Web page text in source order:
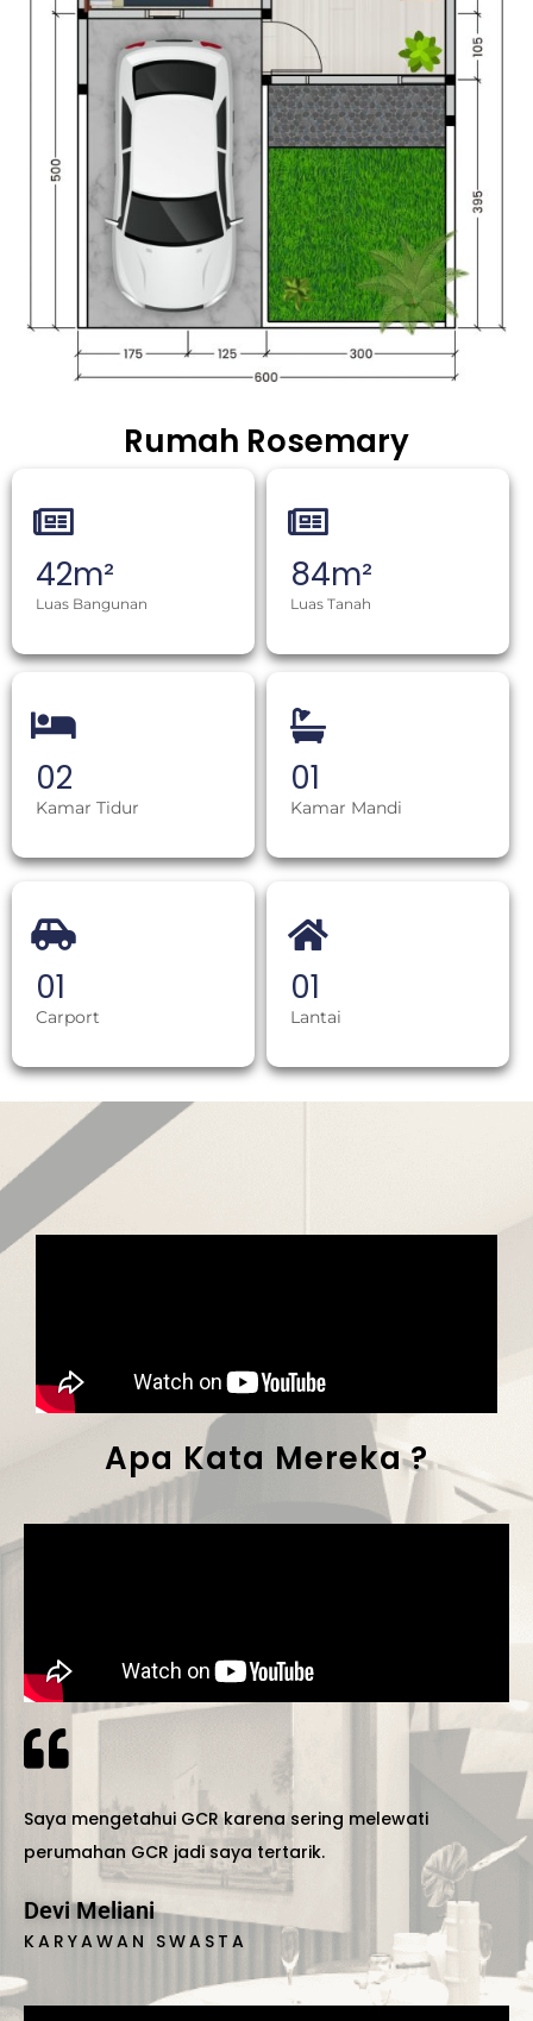
Rumah Rosemary
42m²
Luas Bangunan
84m²
Luas Tanah
02
Kamar Tidur
01
Kamar Mandi
01
Carport
01
Lantai
Apa Kata Mereka ?
Saya mengetahui GCR karena sering melewati
perumahan GCR jadi saya tertarik.
Devi Meliani
KARYAWAN SWASTA